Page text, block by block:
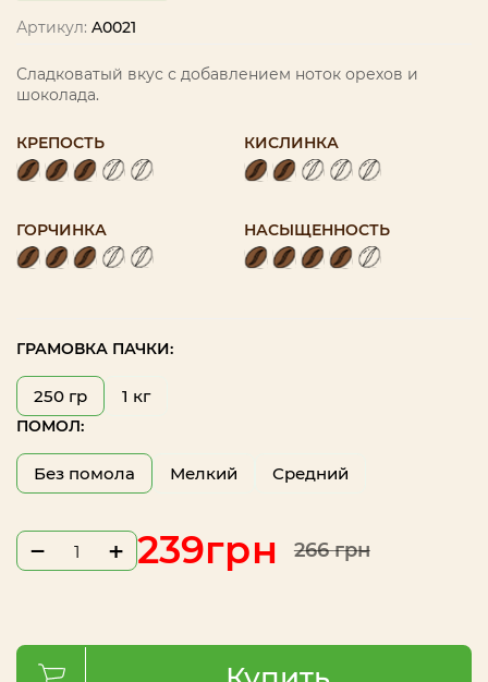
Артикул: A0021
Сладковатый вкус с добавлением ноток орехов и
шоколада.
КРЕПОСТЬ КИСЛИНКА
ГОРЧИНКА НАСЫЩЕННОСТЬ
ГРАМОВКА ПАЧКИ:
250 гр 1 кг
ПОМОЛ:
Без помола Мелкий Средний
− + 239грн 266грн